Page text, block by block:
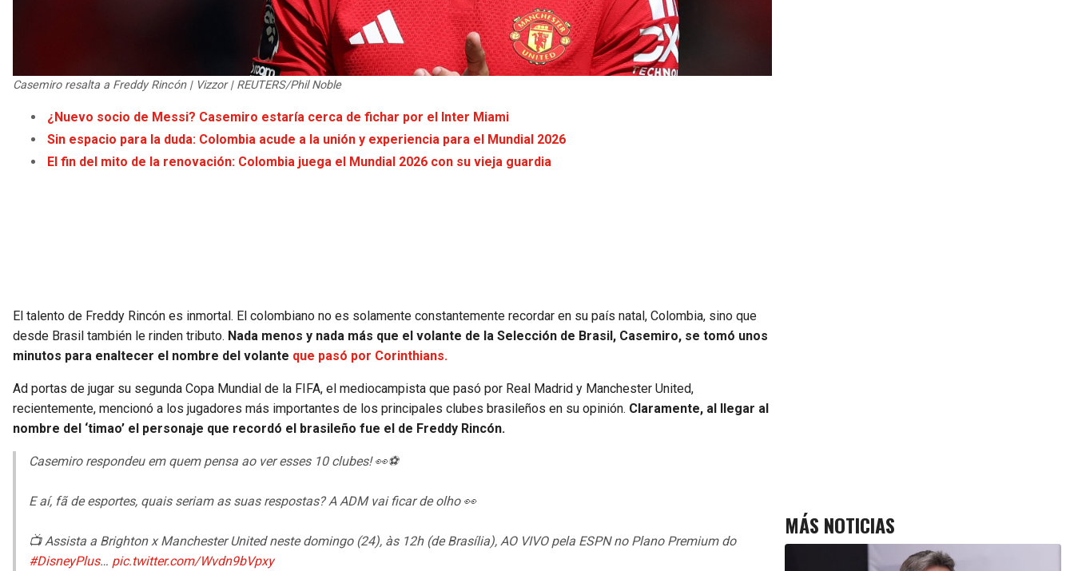
Casemiro resalta a Freddy Rincón | Vizzor | REUTERS/Phil Noble
¿Nuevo socio de Messi? Casemiro estaría cerca de fichar por el Inter Miami
Sin espacio para la duda: Colombia acude a la unión y experiencia para el Mundial 2026
El fin del mito de la renovación: Colombia juega el Mundial 2026 con su vieja guardia
El talento de Freddy Rincón es inmortal. El colombiano no es solamente constantemente recordar en su país natal, Colombia, sino que
desde Brasil también le rinden tributo. Nada menos y nada más que el volante de la Selección de Brasil, Casemiro, se tomó unos
minutos para enaltecer el nombre del volante que pasó por Corinthians.
Ad portas de jugar su segunda Copa Mundial de la FIFA, el mediocampista que pasó por Real Madrid y Manchester United,
recientemente, mencionó a los jugadores más importantes de los principales clubes brasileños en su opinión. Claramente, al llegar al
nombre del ‘timao’ el personaje que recordó el brasileño fue el de Freddy Rincón.
Casemiro respondeu em quem pensa ao ver esses 10 clubes! 👀⚽
E aí, fã de esportes, quais seriam as suas respostas? A ADM vai ficar de olho 👀
📺 Assista a Brighton x Manchester United neste domingo (24), às 12h (de Brasília), AO VIVO pela ESPN no Plano Premium do
#DisneyPlus… pic.twitter.com/Wvdn9bVpxy
MÁS NOTICIAS